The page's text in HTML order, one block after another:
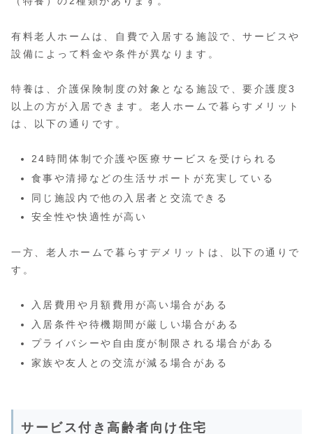
有料老人ホームは、自費で入居する施設で、サービスや
設備によって料金や条件が異なります。
特養は、介護保険制度の対象となる施設で、要介護度3
以上の方が入居できます。老人ホームで暮らすメリット
は、以下の通りです。
24時間体制で介護や医療サービスを受けられる
食事や清掃などの生活サポートが充実している
同じ施設内で他の入居者と交流できる
安全性や快適性が高い
一方、老人ホームで暮らすデメリットは、以下の通りで
す。
入居費用や月額費用が高い場合がある
入居条件や待機期間が厳しい場合がある
プライバシーや自由度が制限される場合がある
家族や友人との交流が減る場合がある
サービス付き高齢者向け住宅